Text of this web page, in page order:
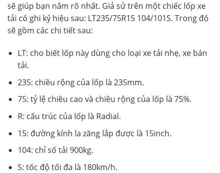
sẽ giúp bạn nắm rõ nhất. Giả sử trên một chiếc lốp xe
tải có ghi ký hiệu sau: LT235/75R15 104/101S. Trong đó
sẽ gồm các chi tiết sau:
LT: cho biết lốp này dùng cho loại xe tải nhẹ, xe bán
tải.
235: chiều rộng của lốp là 235mm.
75: tỷ lệ chiều cao và chiều rộng của lốp là 75%.
R: cấu trúc của lốp là Radial.
15: đường kính la zăng lắp được là 15inch.
104: chỉ số tải 900kg.
S: tốc độ tối đa là 180km/h.